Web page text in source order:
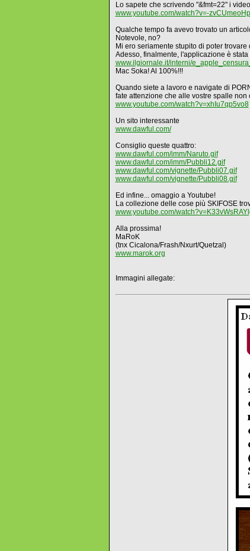
Lo sapete che scrivendo "&fmt=22" i
www.youtube.com/watch?v=-
Qualche tempo fa avevo trovato un
Notevole, no?
Mi ero seriamente stupito di poter
Adesso, finalmente, l'applicazione è stata
www.ilgiornale.it/interni/
Mac Soka! Al 100%!!!
Quando siete a lavoro e navigate di
fate attenzione che alle vostre spalle non
www.youtube.com/watch?v=xhIu7qp5vo8
Un sito interessante
www.dawful.com/
Consiglio queste quattro:
www.dawful.com/imm/Naruto.gif
www.dawful.com/imm/Pubbli12.gif
www.dawful.com/vignette/Pubbli07.gif
www.dawful.com/vignette/Pubbli08.gif
Ed infine... omaggio a Youtube!
La collezione delle cose più SKIFOSE
www.youtube.com/
Alla prossima!
MaRoK
(tnx Cicalona/Frash/Nxurt/Quetzal)
www.marok.org
Immagini allegate: